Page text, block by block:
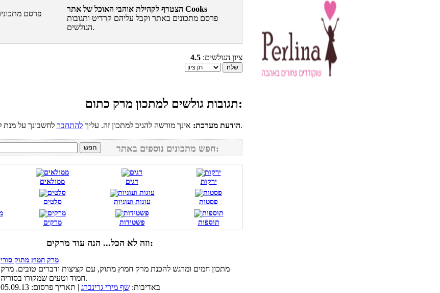
הצטרף לקהילת אוהבי האוכל של אתר Cooks
פרסם מתכונים באתר וקבל עליהם קרדיט ותגובות
הגולשים.
ציון הגולשים:4.5
תגובות גולשים למתכון מרק כתום:
הודעת מערכת: אינך מורשה להגיב למתכון זה. עליךלהתחבר לחשבונך על מנת להגיב.
חפש מתכונים נוספים באתר:
ממולאים דגים ירקות
סלטים עוגות ועוגיות פסטות
מרקים פשטידות תוספות
וזה לא הכל... הנה עוד מרקים:
מרק חמוץ מתוק סורי
מתכון חמים ומרגש להכנת מרק חמוץ מתוק, עם קציצות ודברים טובים. מרק
חמוד וטעים שמקורו בסוריה.
באדיבות:שף מירי גרינברג | תאריך פרסום: 05.09.13